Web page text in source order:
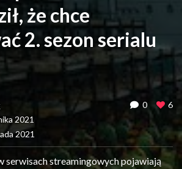
że chce
2. sezon serialu
2021
2021
0 6
serwisach streamingowych pojawiają